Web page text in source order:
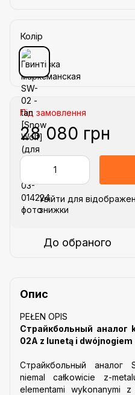
Колір
Під замовлення
28 080 грн
%
Увійти для
знижки
До обраного
Опис
PEŁEN OPIS
Страйкбольный аналог
02A z lunetą i dwójnogiem
Страйкбольный аналог
niemal całkowicie z-
elementami wykonanymi